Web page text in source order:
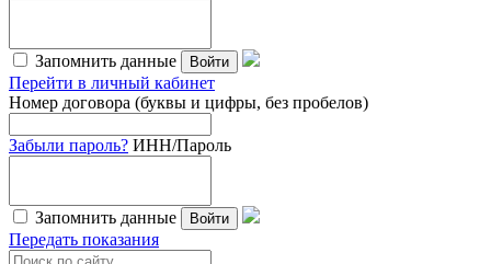
Запомнить данные Войти
Перейти в личный кабинет
Номер договора (буквы и цифры, без пробелов)
Забыли пароль? ИНН/Пароль
Запомнить данные Войти
Передать показания